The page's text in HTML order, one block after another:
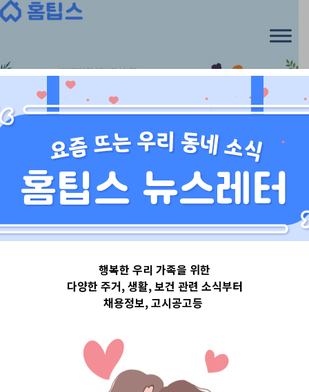
Skip
경기도
경기도김포시
Top 3 및 주간 소
식 – 20230818
행복한 우리 가족을 위한
다양한 주거, 생활, 보건 관련 소식부터
채용정보, 고시공고등